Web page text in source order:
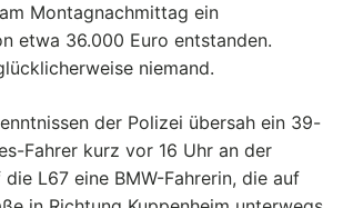
Montagnachmittag ein
etwa 36.000 Euro entstanden.
niemand.
der Polizei übersah ein 39-
Fahrer kurz vor 16 Uhr an der
die L67 eine BMW-Fahrerin, die auf